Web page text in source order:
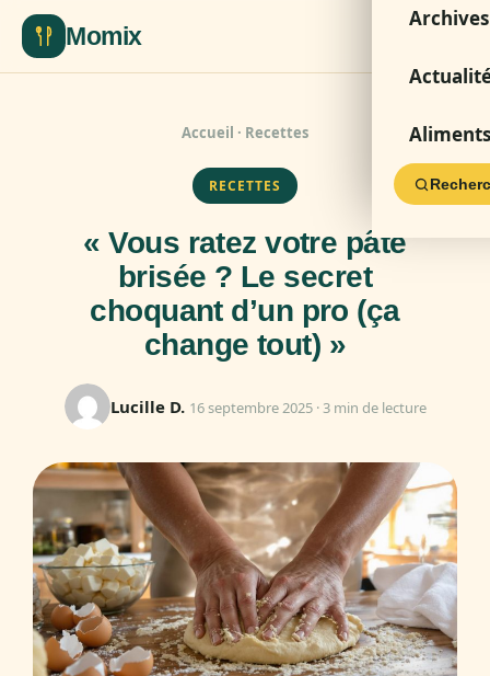
Momix
Archives
Aliments
Accueil · Recettes
RECETTES
« Vous ratez votre pâte
brisée ? Le secret
choquant d’un pro (ça
change tout) »
Lucille D. 16 septembre 2025 · 3 min de lecture